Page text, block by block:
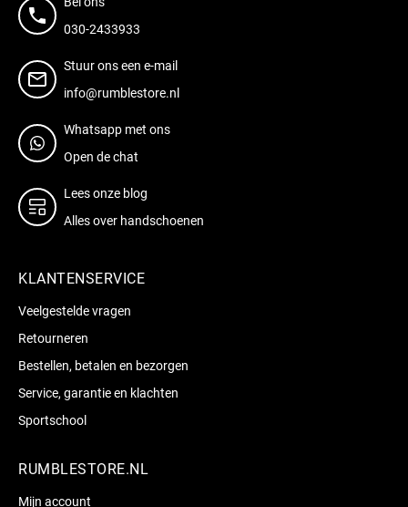
030-2433933
Stuur ons een e-mail
info@rumblestore.nl
Whatsapp met ons
Open de chat
Lees onze blog
Alles over handschoenen
KLANTENSERVICE
Veelgestelde vragen
Retourneren
Bestellen, betalen en bezorgen
Service, garantie en klachten
Sportschool
RUMBLESTORE.NL
Mijn account